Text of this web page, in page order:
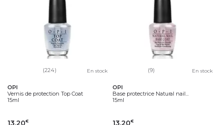
(224) En stock
OPI
Vernis de protection Top Coat
15ml
13,20€
(9) En stock
OPI
Base protectrice Natural nail...
15ml
13,20€